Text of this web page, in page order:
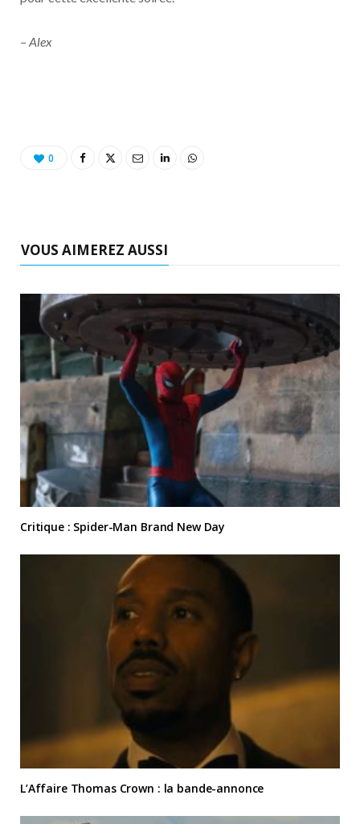
– Alex
0
VOUS AIMEREZ AUSSI
Critique : Spider-Man Brand New Day
L’Affaire Thomas Crown : la bande-annonce